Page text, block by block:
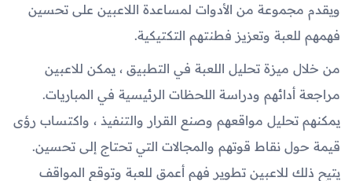
ويقدم مجموعة من الأدوات لمساعدة اللاعبين على تحسين
فهمهم للعبة وتعزيز فطنتهم التكتيكية.
من خلال ميزة تحليل اللعبة في التطبيق ، يمكن للاعبين
مراجعة أدائهم ودراسة اللحظات الرئيسية في المباريات.
يمكنهم تحليل مواقعهم وصنع القرار والتنفيذ ، واكتساب رؤى
قيمة حول نقاط قوتهم والمجالات التي تحتاج إلى تحسين.
يتيح ذلك للاعبين تطوير فهم أعمق للعبة وتوقع المواقف